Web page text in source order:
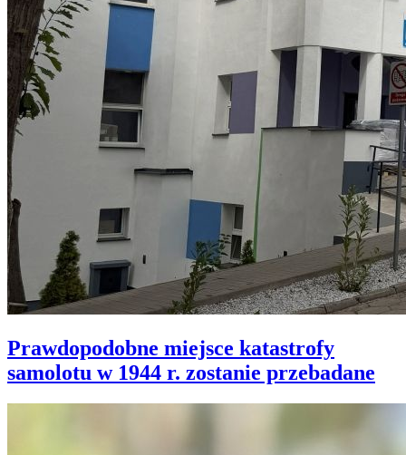
Prawdopodobne miejsce katastrofy
samolotu w 1944 r. zostanie przebadane